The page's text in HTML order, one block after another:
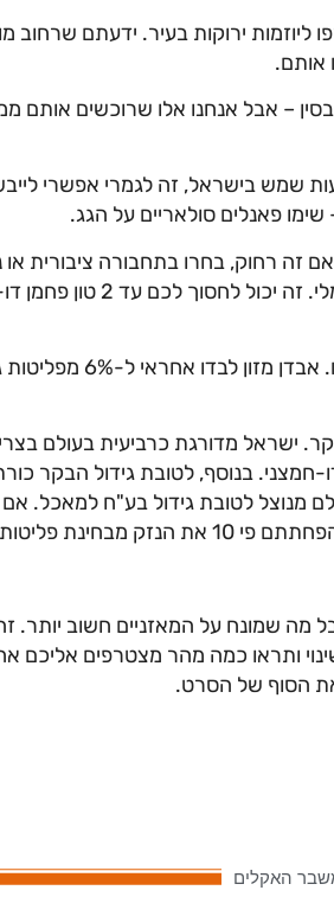
ירוקות בעיר. ידעתם שרחוב
– אבל אנחנו אלו שרוכשים אותם
גמרי אפשרי
פאנלים סולאריים על הגג.
זה רחוק, בחרו בתחבורה ציבורית או
שיתופית. ואם חייבים רכב פרטי , עברו לרכב היברידי או חשמלי.
לבדו אחראי ל-6% מפליטות
ישראל מדורגת כרביעית בעולם
גידול הבקר
גידול בע"ח למאכל.
פליטות.
מה שמונח על המאזניים חשוב יותר.
ותראו כמה מהר מצטרפים אליכם
הסוף של הסרט.
האקלים